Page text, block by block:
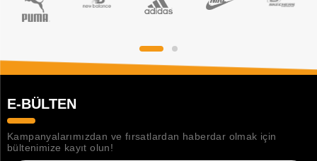
E-BÜLTEN
Kampanyalarımızdan ve fırsatlardan haberdar olmak için
bültenimize kayıt olun!